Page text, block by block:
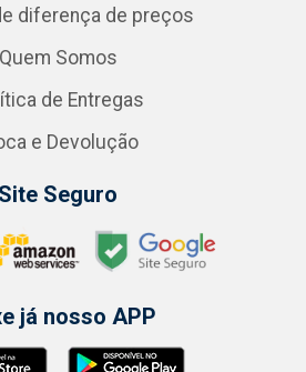
diferença de preços
Quem Somos
de Entregas
e Devolução
Site Seguro
já nosso APP